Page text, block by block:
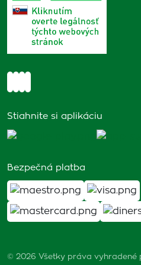
Stiahnite si aplikáciu
Bezpečná platba
© 2026 Všetky práva vyhradené